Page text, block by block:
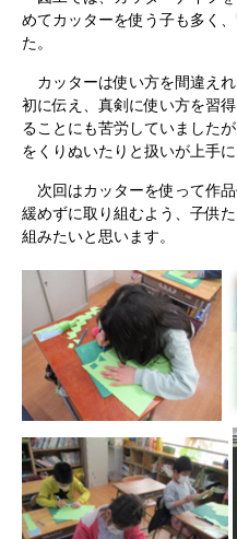
めてカッターを使う子も多く
た。
カッターは使い方を間違え
初に伝え、真剣に使い方を習
ることにも苦労していました
をくりぬいたりと扱いが上手
次回はカッターを使って作
緩めずに取り組むよう、子供
組みたいと思います。